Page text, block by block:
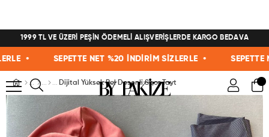
1999 TL VE ÜZERİ PEŞİN ÖDEMELİ ALIŞVERİŞLERDE KARGO BEDAVA
• SEPETTE NET %20 İNDİRİM SİZLERLE • SEPETTE
Dijital Yüksek Bel Desenli Spor Tayt